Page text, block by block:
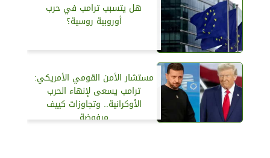
هل يتسبب ترامب في حرب
أوروبية روسية؟
مستشار الأمن القومي الأمريكي:
ترامب يسعى لإنهاء الحرب
الأوكرانية.. وتجاوزات كييف
مرفوضة